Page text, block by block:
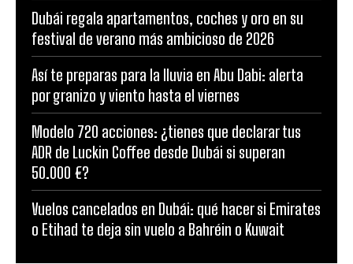
Dubái regala apartamentos, coches y oro en su
festival de verano más ambicioso de 2026
Así te preparas para la lluvia en Abu Dabi: alerta
por granizo y viento hasta el viernes
Modelo 720 acciones: ¿tienes que declarar tus
ADR de Luckin Coffee desde Dubái si superan
50.000 €?
Vuelos cancelados en Dubái: qué hacer si Emirates
o Etihad te deja sin vuelo a Bahréin o Kuwait